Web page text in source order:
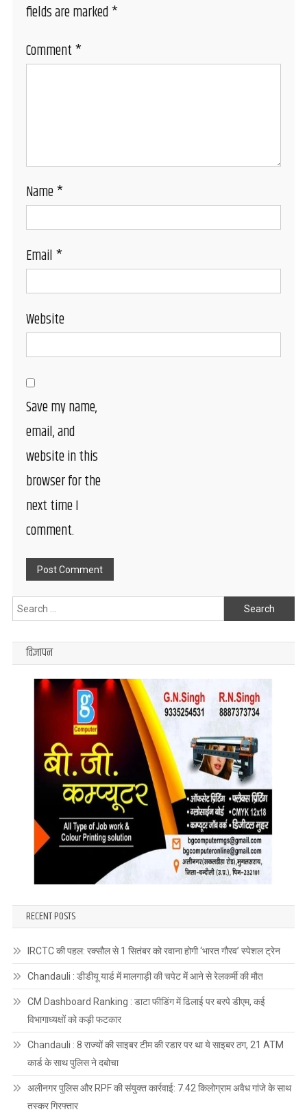
fields are marked*
Comment*
Name*
Email*
Website
Save my name,
email, and
website in this
browser for the
next time I
comment.
Search
for:
विज्ञापन
RECENT POSTS
IRCTC की पहल: रक्सौल से 1 सितंबर को रवाना होगी ‘भारत गौरव’ स्पेशल ट्रेन
Chandauli : डीडीयू यार्ड में मालगाड़ी की चपेट में आने से रेलकर्मी की मौत
CM Dashboard Ranking : डाटा फीडिंग में ढिलाई पर बरपे डीएम, कई
विभागाध्यक्षों को कड़ी फटकार
Chandauli : 8 राज्यों की साइबर टीम की रडार पर था ये साइबर ठग, 21 ATM
कार्ड के साथ पुलिस ने दबोचा
अलीनगर पुलिस और RPF की संयुक्त कार्रवाई: 7.42 किलोग्राम अवैध गांजे के साथ
तस्कर गिरफ्तार